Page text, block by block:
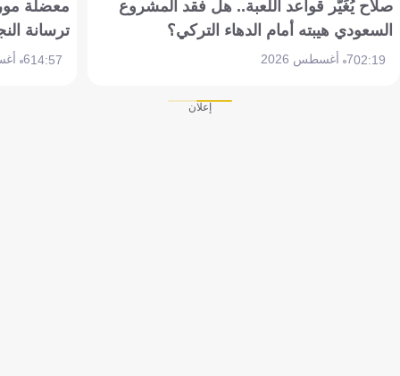
صلاح يُغَيّر قواعد اللعبة.. هل فقد المشروع
السعودي هيبته أمام الدهاء التركي؟
02:197 أغسطس 2026
معضلة
ترسانة
14:576 أغسطس 2026
إعلان